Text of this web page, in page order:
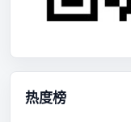
热度榜